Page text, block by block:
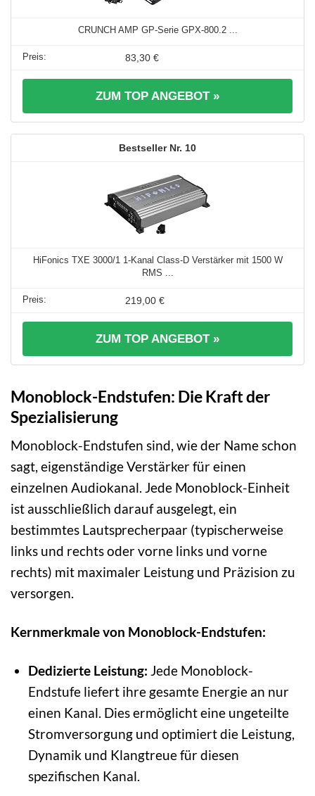
CRUNCH AMP GP-Serie GPX-800.2 ...
83,30 €
ZUM TOP ANGEBOT »
10
HiFonics TXE 3000/1 1-Kanal Class-D Verstärker mit 1500 W
RMS ...
219,00 €
ZUM TOP ANGEBOT »
Monoblock-Endstufen: Die Kraft der
Spezialisierung
Monoblock-Endstufen sind, wie der Name schon
sagt, eigenständige Verstärker für einen
einzelnen Audiokanal. Jede Monoblock-Einheit
ist ausschließlich darauf ausgelegt, ein
bestimmtes Lautsprecherpaar (typischerweise
links und rechts oder vorne links und vorne
rechts) mit maximaler Leistung und Präzision zu
versorgen.
Kernmerkmale von Monoblock-Endstufen:
Dedizierte Leistung: Jede Monoblock-
Endstufe liefert ihre gesamte Energie an nur
einen Kanal. Dies ermöglicht eine ungeteilte
Stromversorgung und optimiert die Leistung,
Dynamik und Klangtreue für diesen
spezifischen Kanal.